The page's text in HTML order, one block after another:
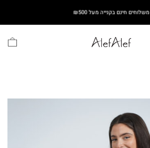
משלוחים חינם בקנייה מעל ₪500